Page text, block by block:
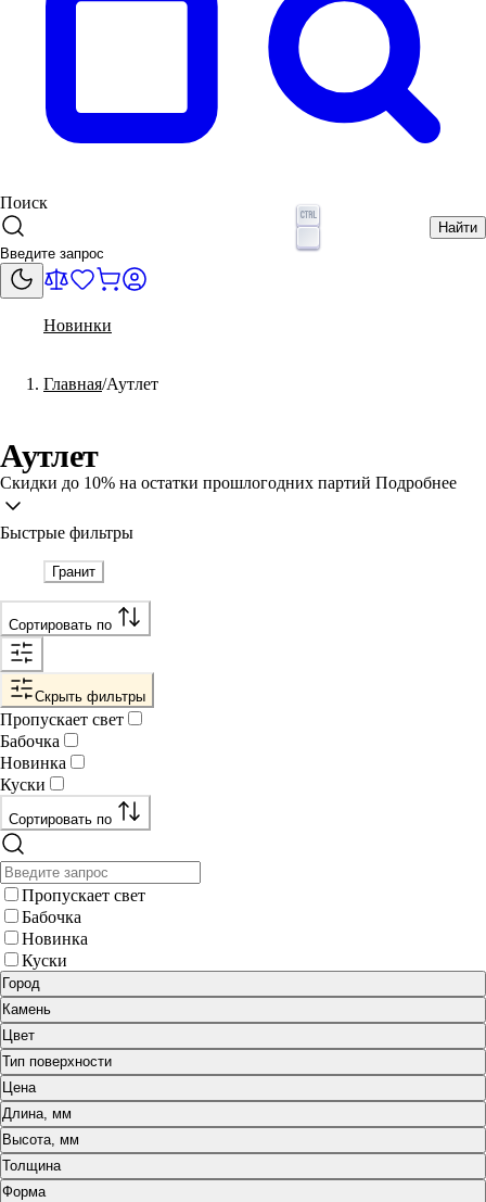
Поиск
Найти
Новинки
Главная Аутлет
Аутлет
Скидки до 10% на остатки прошлогодних партий Подробнее
Быстрые фильтры
Гранит
Сортировать по
Скрыть фильтры
Пропускает свет
Бабочка
Новинка
Куски
Сортировать по
Пропускает свет
Бабочка
Новинка
Куски
Город
Камень
Цвет
Тип поверхности
Цена
Длина, мм
Высота, мм
Толщина
Форма